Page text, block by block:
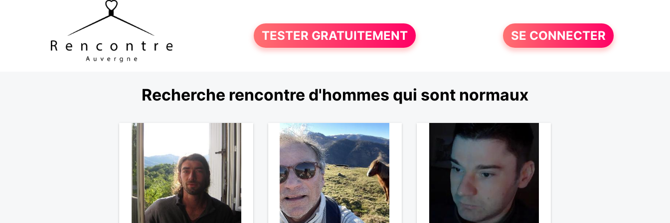
TESTER GRATUITEMENT SE CONNECTER
Recherche rencontre d'hommes qui sont normaux